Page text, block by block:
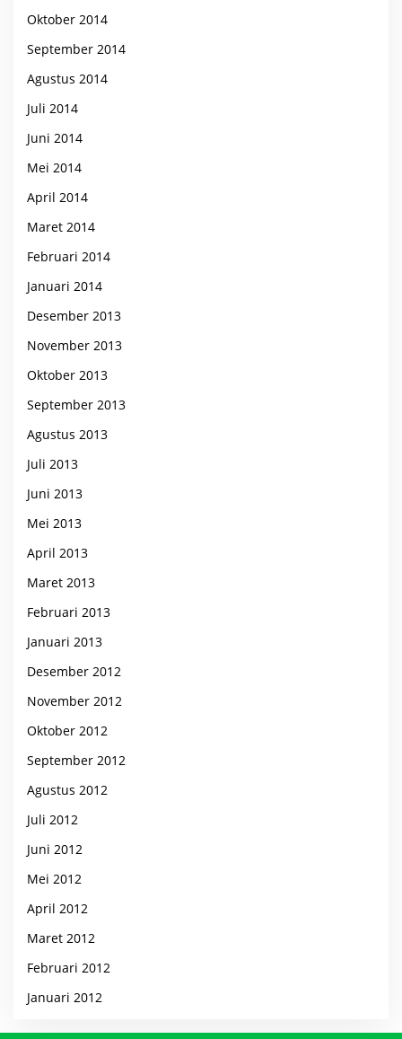
Oktober 2014
September 2014
Agustus 2014
Juli 2014
Juni 2014
Mei 2014
April 2014
Maret 2014
Februari 2014
Januari 2014
Desember 2013
November 2013
Oktober 2013
September 2013
Agustus 2013
Juli 2013
Juni 2013
Mei 2013
April 2013
Maret 2013
Februari 2013
Januari 2013
Desember 2012
November 2012
Oktober 2012
September 2012
Agustus 2012
Juli 2012
Juni 2012
Mei 2012
April 2012
Maret 2012
Februari 2012
Januari 2012